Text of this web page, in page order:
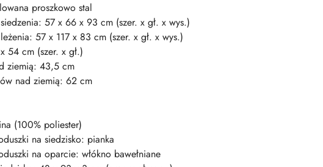
proszkowo stal
57 x 66 x 93 cm (szer. x gł. x wys.)
57 x 117 x 83 cm (szer. x gł. x wys.)
54 cm (szer. x gł.)
ziemią: 43,5 cm
nad ziemią: 62 cm
(100% poliester)
na siedzisko: pianka
na oparcie: włókno bawełniane